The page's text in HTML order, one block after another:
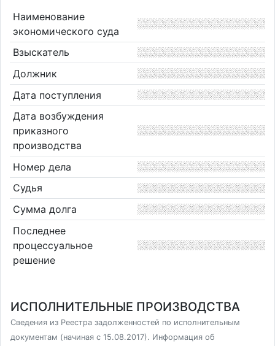
Наименование
экономического суда
Взыскатель
Должник
Дата поступления
Дата возбуждения
приказного
производства
Номер дела
Судья
Сумма долга
Последнее
процессуальное
решение
ИСПОЛНИТЕЛЬНЫЕ ПРОИЗВОДСТВА
Сведения из Реестра задолженностей по исполнительным
документам (начиная с 15.08.2017). Информация об